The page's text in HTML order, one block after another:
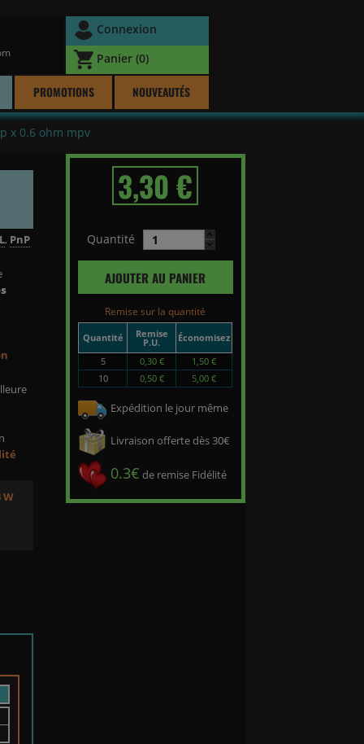
Connexion
Panier (0)
PROMOTIONS NOUVEAUTÉS
x 0.6 ohm mpv
, PnP
W
3,30 €
Quantité
AJOUTER AU PANIER
Remise sur la quantité
Quantité Remise
P.U.
Économisez
5
0,30 €
1,50 €
10
0,50 € 5,00 €
Expédition le jour même
Livraison offerte dès 30€
0.3€ de remise Fidélité